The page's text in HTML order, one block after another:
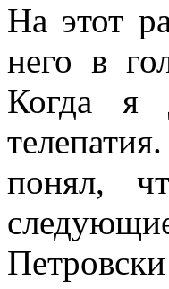
На этот
него в
Когда я
понял,